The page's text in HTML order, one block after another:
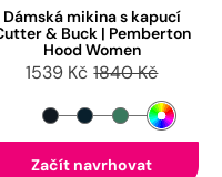
Dámská mikina s kapucí
& Buck | Pemberton
Hood Women
1539 Kč 1840 Kč
Začít navrhovat